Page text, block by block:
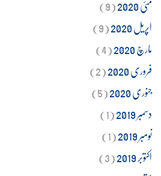
مئی 2020
(9)
اپریل 2020
(9)
مارچ 2020
(4)
فروری 2020
(2)
جنوری 2020
(5)
دسمبر 2019
(1)
نومبر 2019
(1)
اکتوبر 2019
(3)